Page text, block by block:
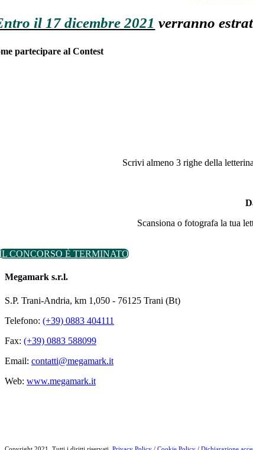
il 17 dicembre 2021 verranno
partecipare al Contest
Scrivi almeno 3 righe della
Scansiona o fotografa la tua
CONCORSO È TERMINATO
Megamark s.r.l.
S.P. Trani-Andria, km 1,050 - 76125 Trani (Bt)
Telefono: (+39) 0883 404111
Fax: (+39) 0883 588099
Email: contatti@megamark.it
Web: www.megamark.it